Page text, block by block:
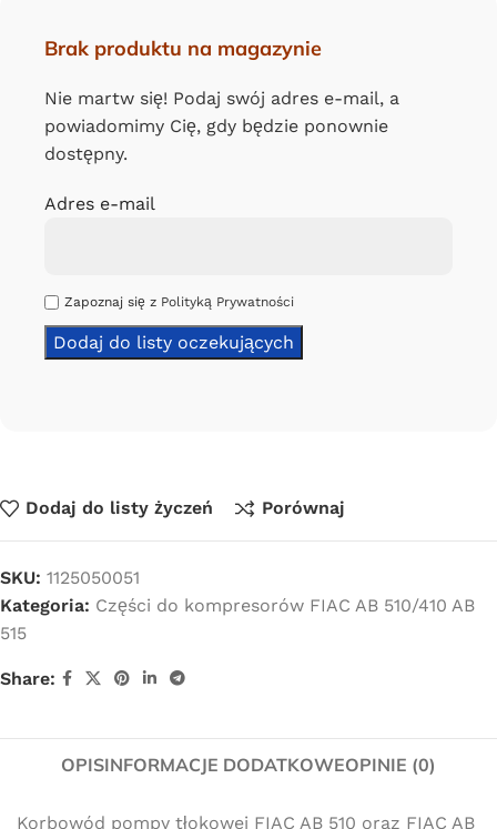
Brak produktu na magazynie
Nie martw się! Podaj swój adres e-mail, a
powiadomimy Cię, gdy będzie ponownie
dostępny.
Adres e-mail
Zapoznaj się z Polityką Prywatności
Dodaj do listy życzeń Porównaj
SKU: 1125050051
Kategoria: Części do kompresorów FIAC AB 510/410 AB
515
Share:
OPISINFORMACJE DODATKOWEOPINIE (0)
Korbowód pompy tłokowej FIAC AB 510 oraz FIAC AB